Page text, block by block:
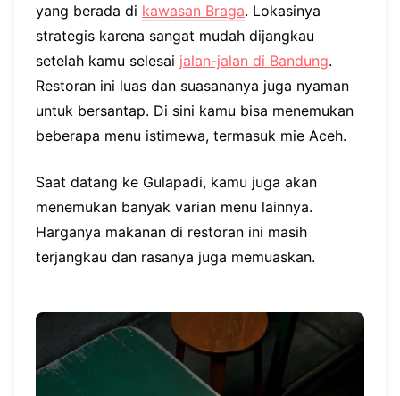
yang berada di kawasan Braga. Lokasinya
strategis karena sangat mudah dijangkau
setelah kamu selesai jalan-jalan di Bandung.
Restoran ini luas dan suasananya juga nyaman
untuk bersantap. Di sini kamu bisa menemukan
beberapa menu istimewa, termasuk mie Aceh.
Saat datang ke Gulapadi, kamu juga akan
menemukan banyak varian menu lainnya.
Harganya makanan di restoran ini masih
terjangkau dan rasanya juga memuaskan.